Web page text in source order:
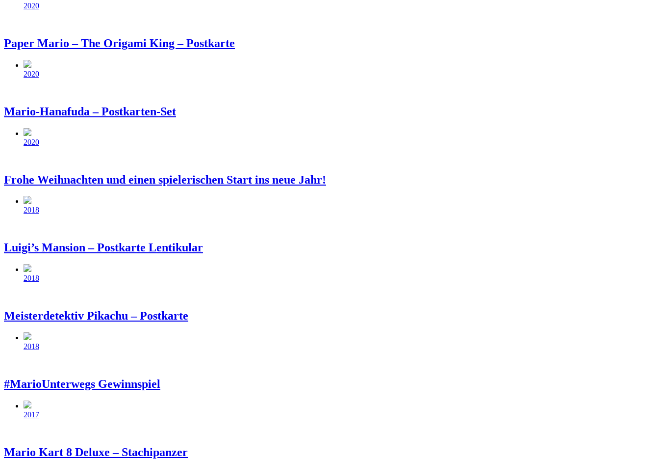
2020
Paper Mario – The Origami King – Postkarte
Beitragsdatum
2020
Mario-Hanafuda – Postkarten-Set
Beitragsdatum
2020
Frohe Weihnachten und einen spielerischen Start ins neue Jahr!
Beitragsdatum
2018
Luigi’s Mansion – Postkarte Lentikular
Beitragsdatum
2018
Meisterdetektiv Pikachu – Postkarte
Beitragsdatum
2018
#MarioUnterwegs Gewinnspiel
Beitragsdatum
2017
Mario Kart 8 Deluxe – Stachipanzer